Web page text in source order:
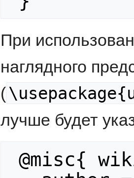
При
наглядного
(
лучше будет
@misc{ wiki:xxx,